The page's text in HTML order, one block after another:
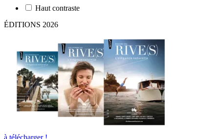
Haut contraste
ÉDITIONS 2026